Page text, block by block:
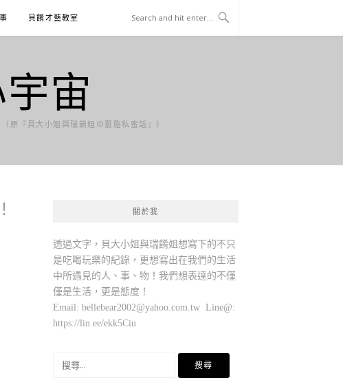
貝餚才藝教室
宙
原『貝大小姐與瑞餚姐の囂脂私蜜話』）
關於我
透過文字，貝大小姐與瑞餚姐想寫下的不只
是吃喝玩樂的紀錄，更想寫出在我們的生活
中所遇見的人、事、物！我們想表達的不僅
僅是生活，更是態度！
Email: bellebear2002@yahoo.com.tw Line@:
https://lin.ee/ekk5Ciu